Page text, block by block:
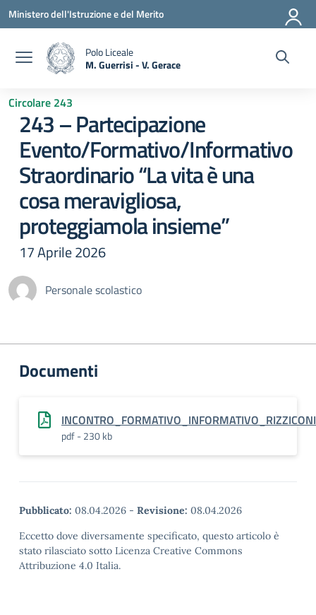
Vai ai contenuti
Vai al menu di navigazione
Vai al footer
Ministero dell'Istruzione e del Merito
Polo Liceale
M. Guerrisi - V. Gerace
Circolare 243
243 – Partecipazione
Evento/Formativo/Informativo
Straordinario “La vita è una
cosa meravigliosa,
proteggiamola insieme”
17 Aprile 2026
Personale scolastico
Documenti
INCONTRO_FORMATIVO_INFORMATIVO_RIZZICONI
pdf - 230 kb
Pubblicato: 08.04.2026 - Revisione: 08.04.2026
Eccetto dove diversamente specificato, questo articolo è
stato rilasciato sotto Licenza Creative Commons
Attribuzione 4.0 Italia.